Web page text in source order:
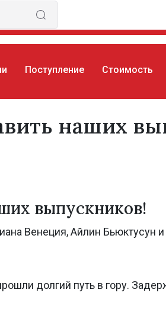
Поступление Стоимость
наших
выпускников!
Венеция, Айлин Бьюктусун
долгий путь в гору.